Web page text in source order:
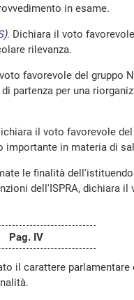
in esame.
). Dichiara il voto
rilevanza.
favorevole del gruppo
partenza per una
il voto favorevole
in materia di
le finalità
dell'ISPRA, dichiara
Pag. IV
il carattere